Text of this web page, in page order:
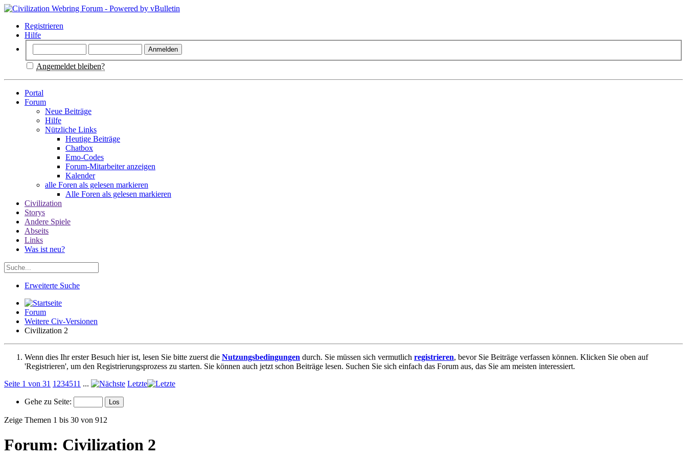
Registrieren
Hilfe
Angemeldet bleiben?
Portal
Forum
Neue Beiträge
Hilfe
Nützliche Links
Heutige Beiträge
Chatbox
Emo-Codes
Forum-Mitarbeiter anzeigen
Kalender
alle Foren als gelesen markieren
Alle Foren als gelesen markieren
Civilization
Storys
Andere Spiele
Abseits
Links
Was ist neu?
Erweiterte Suche
Forum
Weitere Civ-Versionen
Civilization 2
Wenn dies Ihr erster Besuch hier ist, lesen Sie bitte zuerst die Nutzungsbedingungen durch. Sie müssen sich vermutlich registrieren, bevor Sie Beiträge verfassen können. Klicken Sie oben auf
'Registrieren', um den Registrierungsprozess zu starten. Sie können auch jetzt schon Beiträge lesen. Suchen Sie sich einfach das Forum aus, das Sie am meisten interessiert.
Seite 1 von 31 1 234511 ... Letzte
Gehe zu Seite:
Zeige Themen 1 bis 30 von 912
Forum: Civilization 2